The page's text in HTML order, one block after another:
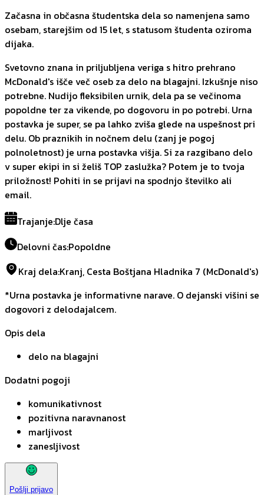
Začasna in občasna študentska dela so namenjena samo
osebam, starejšim od 15 let, s statusom študenta oziroma
dijaka.
Svetovno znana in priljubljena veriga s hitro prehrano
McDonald's išče več oseb za delo na blagajni. Izkušnje niso
potrebne. Nudijo fleksibilen urnik, dela pa se večinoma
popoldne ter za vikende, po dogovoru in po potrebi. Urna
postavka je super, se pa lahko zviša glede na uspešnost pri
delu. Ob praznikih in nočnem delu (zanj je pogoj
polnoletnost) je urna postavka višja. Si za razgibano delo
v super ekipi in si želiš TOP zaslužka? Potem je to tvoja
priložnost! Pohiti in se prijavi na spodnjo številko ali
email.
Trajanje:Dlje časa
Delovni čas:Popoldne
Kraj dela:Kranj, Cesta Boštjana Hladnika 7 (McDonald's)
*Urna postavka je informativne narave. O dejanski višini se
dogovori z delodajalcem.
Opis dela
delo na blagajni
Dodatni pogoji
komunikativnost
pozitivna naravnanost
marljivost
zanesljivost
Pošlji prijavo